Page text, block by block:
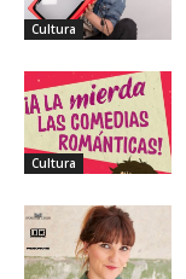
Cultura
Cultura